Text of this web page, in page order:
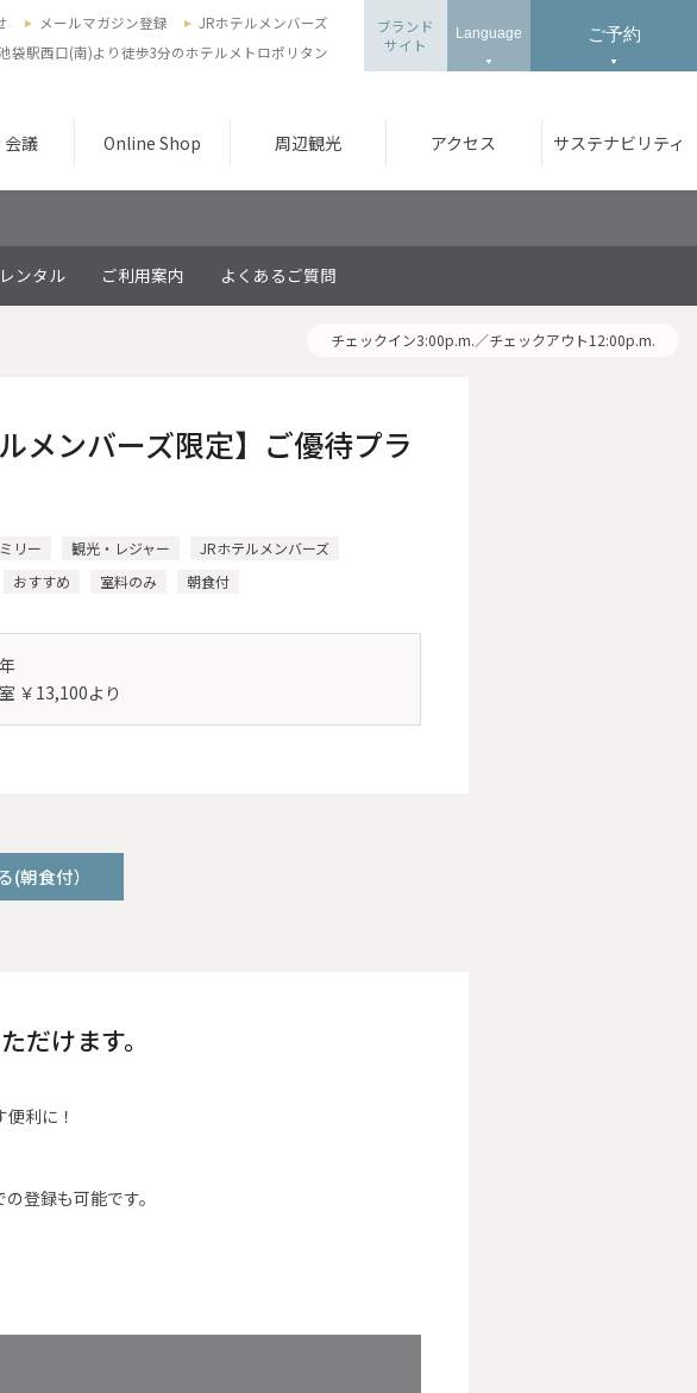
会議 Online Shop 周辺観光 アクセス サステナビリティ
メールマガジン登録
JRホテルメンバーズ
袋駅西口(南)より徒歩3分のホテルメトロポリタン
ブランド
サイト
Language ご予約
ンタル ご利用案内 よくあるご質問
チェックイン3:00p.m.／チェックアウト12:00p.m.
ルメンバーズ限定】ご優待プラ
リー 観光・レジャー
JRホテルメンバーズ
おすすめ 室料のみ 朝食付
￥13,100より
(朝食付）
だけます。
利に！
登録も可能です。